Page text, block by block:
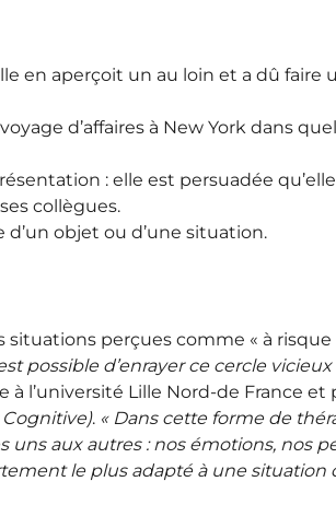
en aperçoit un au loin et a dû faire
d’affaires à New York dans
: elle est persuadée
collègues.
objet ou d’une situation.
situations perçues comme « à risque
possible d’enrayer ce cercle vicieux
l’université Lille Nord-de France et
. « Dans cette forme de
aux autres : nos émotions, nos
le plus adapté à une situation